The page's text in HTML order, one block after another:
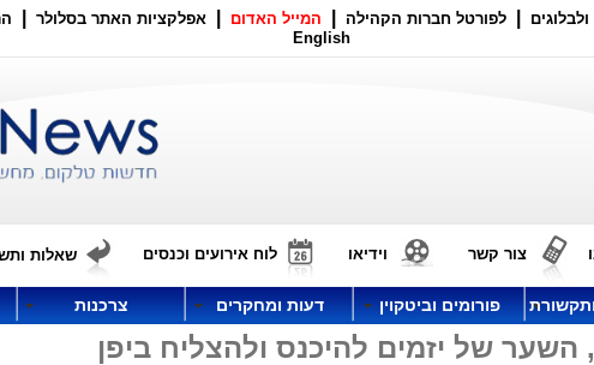
לפורטל חברות הקהילה המייל האדום אפלקציות האתר בסלולר
English
צור קשר וידיאו לוח אירועים וכנסים שאלות
פורומים וביטקוין דעות ומחקרים צרכנות